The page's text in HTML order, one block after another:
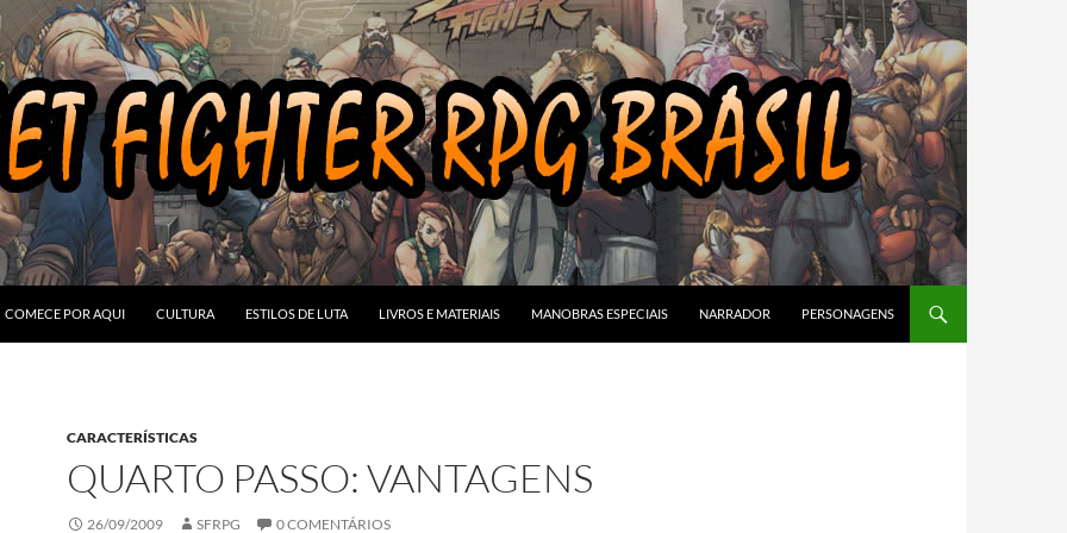
COMECE POR AQUI CULTURA ESTILOS DE LUTA LIVROS E MATERIAIS MANOBRAS ESPECIAIS NARRADOR PERSONAGENS
CARACTERÍSTICAS
QUARTO PASSO: VANTAGENS
26/09/2009 SFRPG 0 COMENTÁRIOS